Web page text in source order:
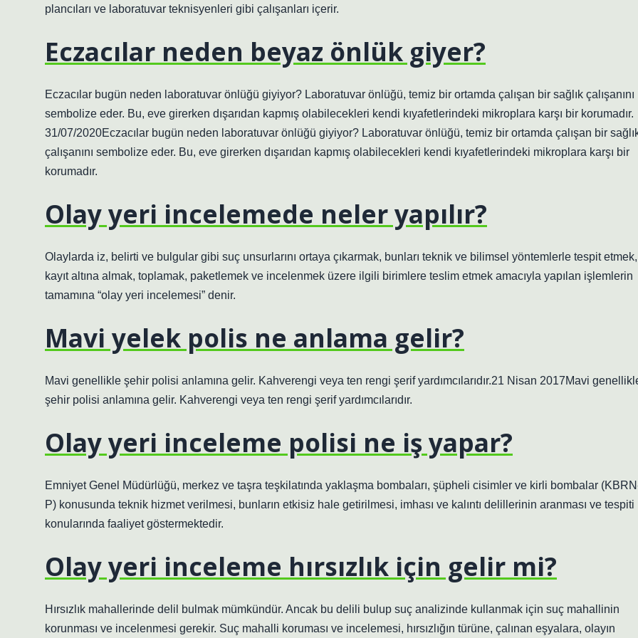
plancıları ve laboratuvar teknisyenleri gibi çalışanları içerir.
Eczacılar neden beyaz önlük giyer?
Eczacılar bugün neden laboratuvar önlüğü giyiyor? Laboratuvar önlüğü, temiz bir ortamda çalışan bir sağlık çalışanını
sembolize eder. Bu, eve girerken dışarıdan kapmış olabilecekleri kendi kıyafetlerindeki mikroplara karşı bir korumadır.
31/07/2020Eczacılar bugün neden laboratuvar önlüğü giyiyor? Laboratuvar önlüğü, temiz bir ortamda çalışan bir
çalışanını sembolize eder. Bu, eve girerken dışarıdan kapmış olabilecekleri kendi kıyafetlerindeki mikroplara karşı bir
korumadır.
Olay yeri incelemede neler yapılır?
Olaylarda iz, belirti ve bulgular gibi suç unsurlarını ortaya çıkarmak, bunları teknik ve bilimsel yöntemlerle tespit etmek,
kayıt altına almak, toplamak, paketlemek ve incelenmek üzere ilgili birimlere teslim etmek amacıyla yapılan işlemlerin
tamamına “olay yeri incelemesi” denir.
Mavi yelek polis ne anlama gelir?
Mavi genellikle şehir polisi anlamına gelir. Kahverengi veya ten rengi şerif yardımcılarıdır.21 Nisan 2017Mavi
şehir polisi anlamına gelir. Kahverengi veya ten rengi şerif yardımcılarıdır.
Olay yeri inceleme polisi ne iş yapar?
Emniyet Genel Müdürlüğü, merkez ve taşra teşkilatında yaklaşma bombaları, şüpheli cisimler ve kirli bombalar
P) konusunda teknik hizmet verilmesi, bunların etkisiz hale getirilmesi, imhası ve kalıntı delillerinin aranması ve tespiti
konularında faaliyet göstermektedir.
Olay yeri inceleme hırsızlık için gelir mi?
Hırsızlık mahallerinde delil bulmak mümkündür. Ancak bu delili bulup suç analizinde kullanmak için suç mahallinin
korunması ve incelenmesi gerekir. Suç mahalli koruması ve incelemesi, hırsızlığın türüne, çalınan eşyalara, olayın